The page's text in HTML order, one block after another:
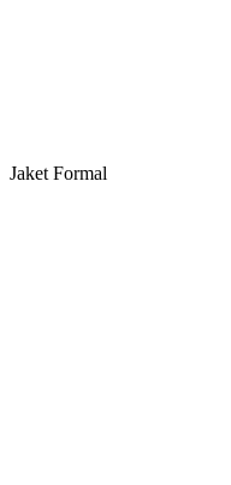
Jaket Formal